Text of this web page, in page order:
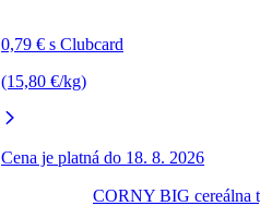
0,79 € s Clubcard
(15,80 €/kg)
Cena je platná do 18. 8. 2026
CORNY BIG cereálna